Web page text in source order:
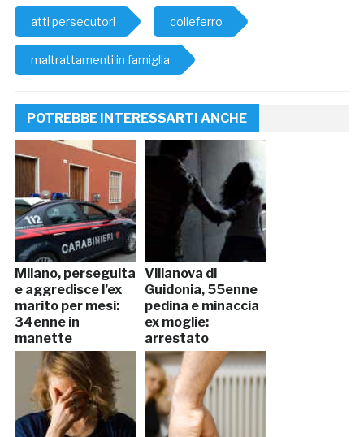
atti persecutori colleferro
maltrattamenti in famiglia
POTREBBE INTERESSARTI ANCHE
Milano, perseguita
e aggredisce l’ex
marito per mesi:
34enne in
manette
Villanova di
Guidonia, 55enne
pedina e minaccia
ex moglie:
arrestato